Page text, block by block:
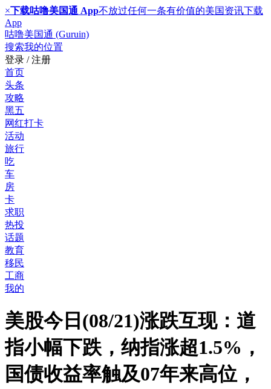
×下载咕噜美国通 App不放过任何一条有价值的美国资讯下载
App
咕噜美国通 (Guruin)
搜索我的位置
登录 / 注册
首页
头条
攻略
黑五
网红打卡
活动
旅行
吃
车
房
卡
求职
热投
话题
教育
移民
工商
我的
美股今日(08/21)涨跌互现：道
指小幅下跌，纳指涨超1.5%，
国债收益率触及07年来高位，